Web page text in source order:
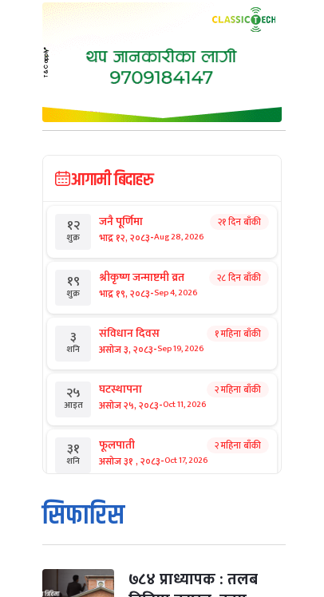
आगामी बिदाहरु
१२
शुक्र
जनै पूर्णिमा
भाद्र १२, २०८३-Aug 28, 2026
२१ दिन बाँकी
१९
शुक्र
श्रीकृष्ण जन्माष्टमी व्रत
भाद्र १९, २०८३-Sep 4, 2026
२८ दिन बाँकी
३
शनि
संविधान दिवस
असोज ३, २०८३-Sep 19, 2026
१ महिना बाँकी
२५
आइत
घटस्थापना
असोज २५, २०८३-Oct 11, 2026
२ महिना बाँकी
३१
शनि
फूलपाती
असोज ३१ , २०८३-Oct 17, 2026
२ महिना बाँकी
१
आइत
कार्तिक सङ्क्रान्ति
कार्तिक १, २०८३
मंगल कार्तिक ३, २०८३ -Oct 20, 2026
सिफारिस
७८४ प्राध्यापक : तलब